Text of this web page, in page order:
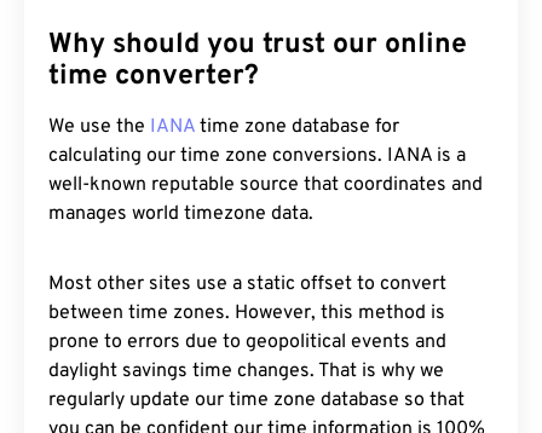
Why should you trust our online
time converter?
We use the IANA time zone database for
calculating our time zone conversions. IANA is a
well-known reputable source that coordinates and
manages world timezone data.
Most other sites use a static offset to convert
between time zones. However, this method is
prone to errors due to geopolitical events and
daylight savings time changes. That is why we
regularly update our time zone database so that